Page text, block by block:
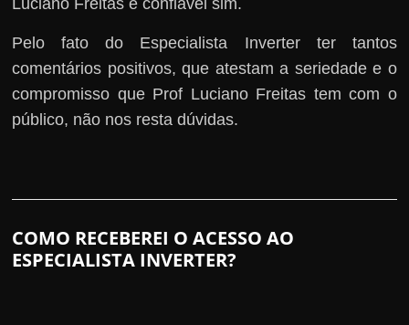
Pelo fato do Especialista Inverter ter tantos
comentários positivos, que atestam a seriedade e o
compromisso que Prof Luciano Freitas tem com o
público, não nos resta dúvidas.
COMO RECEBEREI O ACESSO AO
ESPECIALISTA INVERTER?